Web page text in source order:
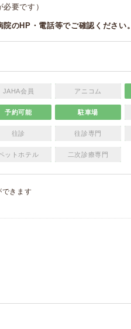
要です）
のHP・電話等でご確認ください。
JAHA会員 アニコム
予約可能 駐車場
往診 往診専門
ットホテル 二次診療専門
できます